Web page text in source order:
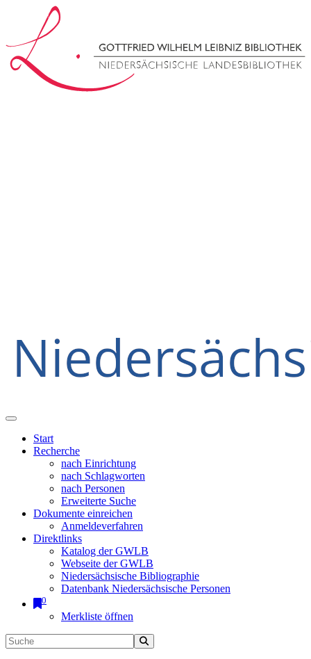
Start
Recherche
nach Einrichtung
nach Schlagworten
nach Personen
Erweiterte Suche
Dokumente einreichen
Anmeldeverfahren
Direktlinks
Katalog der GWLB
Webseite der GWLB
Niedersächsische Bibliographie
Datenbank Niedersächsische Personen
0
Merkliste öffnen